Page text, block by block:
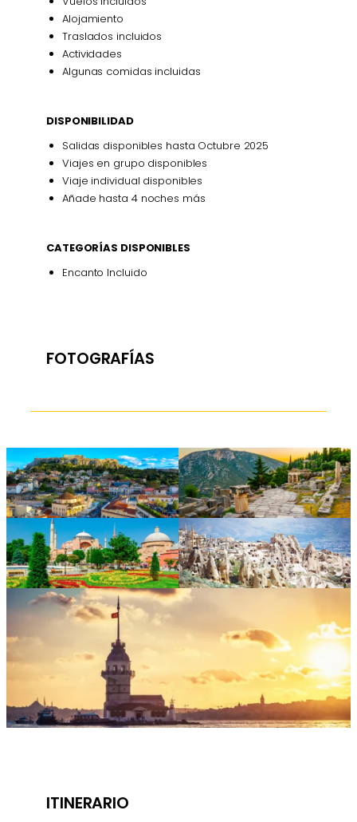
Alojamiento
Traslados incluidos
Actividades
Algunas comidas incluidas
DISPONIBILIDAD
Salidas disponibles hasta Octubre 2025
Viajes en grupo disponibles
Viaje individual disponibles
Añade hasta 4 noches más
CATEGORÍAS DISPONIBLES
Encanto Incluido
FOTOGRAFÍAS
ITINERARIO